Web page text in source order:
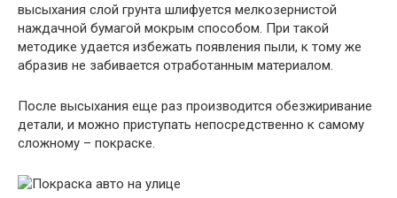
высыхания слой грунта шлифуется мелкозернистой
наждачной бумагой мокрым способом. При такой
методике удается избежать появления пыли, к тому же
абразив не забивается отработанным материалом.
После высыхания еще раз производится обезжиривание
детали, и можно приступать непосредственно к самому
сложному – покраске.